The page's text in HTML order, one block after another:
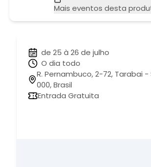
Mais eventos desta
de 25 à 26 de julho
O dia todo
R. Pernambuco, 2-72, Tarabai -
000, Brasil
Entrada Gratuita